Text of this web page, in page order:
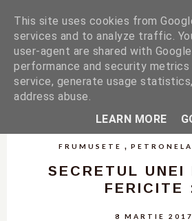
FRUMUSETE ,
SECRETUL UNEI
FERICITE
8 MARTIE 2017
This site uses cookies from
services and to analyze traffic.
user-agent are shared with
performance and security
service, generate usage
address abuse.
LEARN MORE